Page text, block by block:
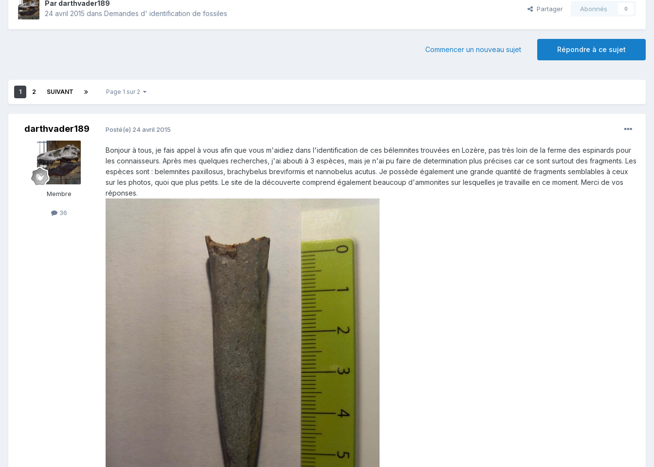
Par darthvader189
24 avril 2015 dans Demandes d' identification de fossiles
Partager Abonnés 0
Répondre à ce sujet
Commencer un nouveau sujet
1 2 SUIVANT Page 1 sur 2
darthvader189
Membre
36
Posté(e) 24 avril 2015
Bonjour à tous, je fais appel à vous afin que vous m'aidiez dans l'identification de ces bélemnites trouvées en Lozère, pas très loin de la ferme des espinards pour
les connaisseurs. Après mes quelques recherches, j'ai abouti à 3 espèces, mais je n'ai pu faire de determination plus précises car ce sont surtout des fragments. Les
espèces sont : belemnites paxillosus, brachybelus breviformis et nannobelus acutus. Je possède également une grande quantité de fragments semblables à ceux
sur les photos, quoi que plus petits. Le site de la découverte comprend également beaucoup d'ammonites sur lesquelles je travaille en ce moment. Merci de vos
réponses.